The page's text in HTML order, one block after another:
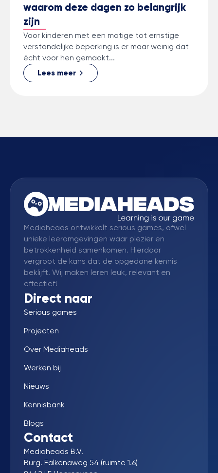
waarom deze dagen zo belangrijk
zijn
Voor kinderen met een matige tot ernstige
verstandelijke beperking is er maar weinig dat
écht voor hen gemaakt...
Lees meer
Mediaheads ontwikkelt serious games, ofwel
unieke leeromgevingen waar plezier en
betrokkenheid samenkomen. Hierdoor
vergroot de kans dat de opgedane kennis
beklijft. Wij maken leren leuk, relevant en
effectief!
Direct naar
Serious games
Projecten
Over Mediaheads
Werken bij
Nieuws
Kennisbank
Blogs
Contact
Mediaheads B.V.
Burg. Falkenaweg 54 (ruimte 1.6)